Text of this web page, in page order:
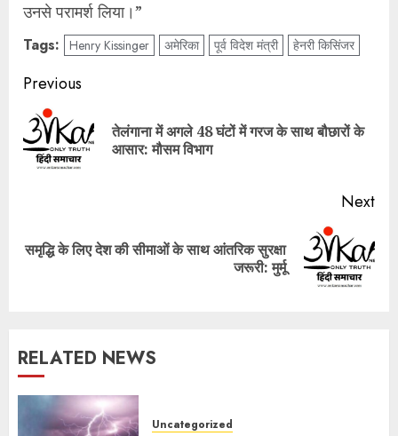
उनसे परामर्श लिया।”
Tags: Henry Kissinger अमेरिका पूर्व विदेश मंत्री हेनरी किसिंजर
Post
navigation
Previous
तेलंगाना में अगले 48 घंटों में गरज के साथ बौछारों के
आसार: मौसम विभाग
Next
Next
समृद्धि के लिए देश की सीमाओं के साथ आंतरिक सुरक्षा
जरूरी: मुर्मू
RELATED NEWS
Uncategorized